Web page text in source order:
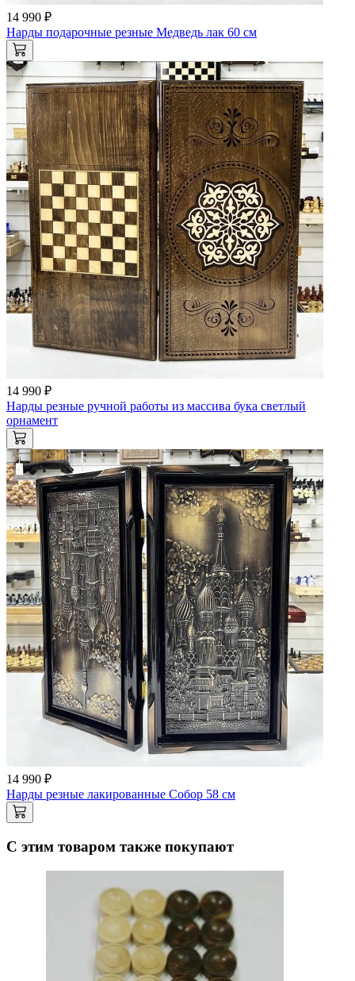
14 990 ₽
Нарды подарочные резные Медведь лак 60 см
14 990 ₽
Нарды резные ручной работы из массива бука светлый
орнамент
14 990 ₽
Нарды резные лакированные Собор 58 см
С этим товаром также покупают